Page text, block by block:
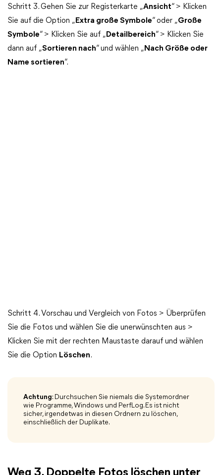
Schritt 3. Gehen Sie zur Registerkarte „Ansicht“ > Klicken
Sie auf die Option „ Extra große Symbole“ oder „Große
Symbole“ > Klicken Sie auf „ Detailbereich“ > Klicken Sie
dann auf „Sortieren nach“ und wählen „ Nach Größe oder
Name sortieren“.
Schritt 4. Vorschau und Vergleich von Fotos > Überprüfen
Sie die Fotos und wählen Sie die unerwünschten aus >
Klicken Sie mit der rechten Maustaste darauf und wählen
Sie die Option Löschen.
Achtung: Durchsuchen Sie niemals die Systemordner
wie Programme, Windows und PerfLog. Es ist nicht
sicher, irgendetwas in diesen Ordnern zu löschen,
einschließlich der Duplikate.